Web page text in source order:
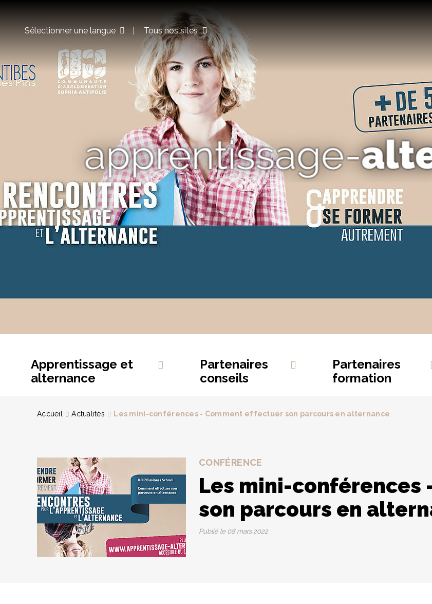
Sélectionner une langue Tous nos sites
Apprentissage et
alternance
Partenaires
conseils
Partenaires
formation
Accueil Actualités Les mini-conférences - Comment effectuer son parcours en alternance
CONFÉRENCE
Les mini-conférences
son parcours en
Publié le 08 mars 2022